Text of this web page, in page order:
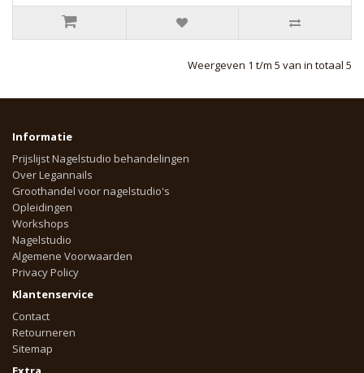
Weergeven 1 t/m 5 van in totaal 5
Informatie
Prijslijst Nagelstudio behandelingen
Over Legannails
Groothandel voor nagelstudio's
Opleidingen
Workshops
Nagelstudio
Algemene Voorwaarden
Privacy Policy
Klantenservice
Contact
Retourneren
Sitemap